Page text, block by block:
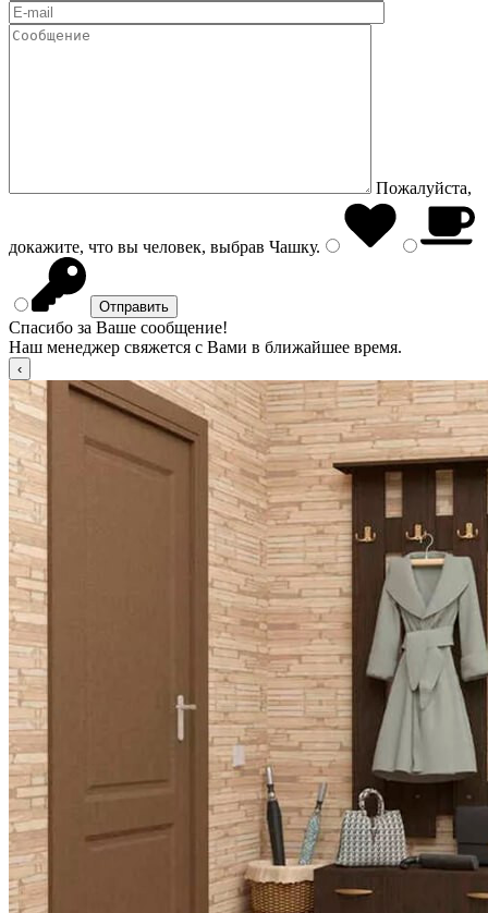
Пожалуйста,
докажите, что вы человек, выбрав Чашку.
Спасибо за Ваше сообщение!
Наш менеджер свяжется с Вами в ближайшее время.